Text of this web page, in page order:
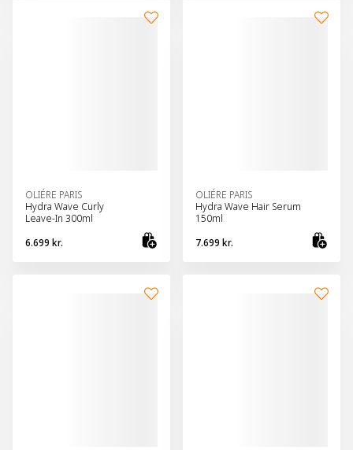
OLIÉRE PARIS
Hydra Wave Curly
Leave-In 300ml
6.699 kr.
OLIÉRE PARIS
Hydra Wave Hair Serum
150ml
7.699 kr.